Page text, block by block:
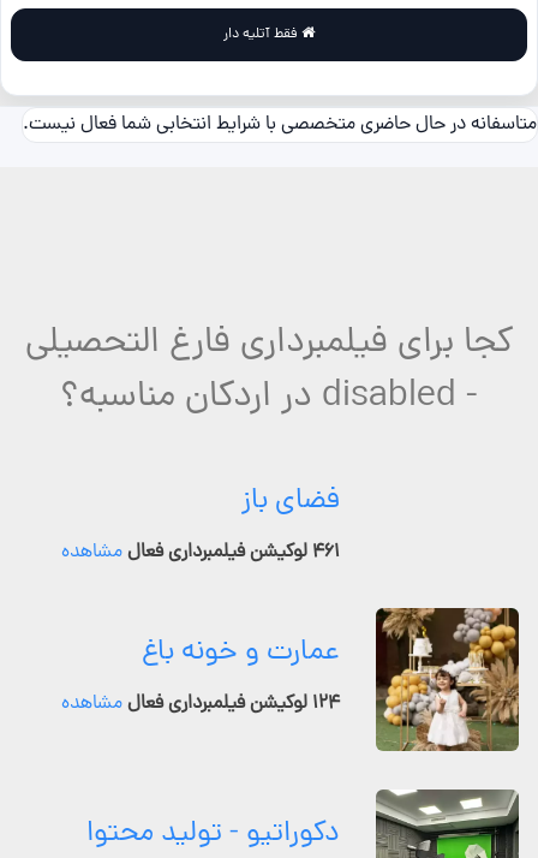
متاسفانه در حال حاضری متخصصی با شرایط انتخابی شما فعال نیست.
کجا برای فیلمبرداری فارغ التحصیلی
- disabled در اردکان مناسبه؟
فضای باز
۴۶۱ لوکیشن فیلمبرداری فعال مشاهده
عمارت و خونه باغ
۱۲۴ لوکیشن فیلمبرداری فعال مشاهده
دکوراتیو - تولید محتوا